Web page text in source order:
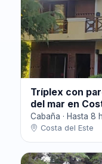
Tríplex con
del mar en
Cabaña · Hasta 8
Costa del Este